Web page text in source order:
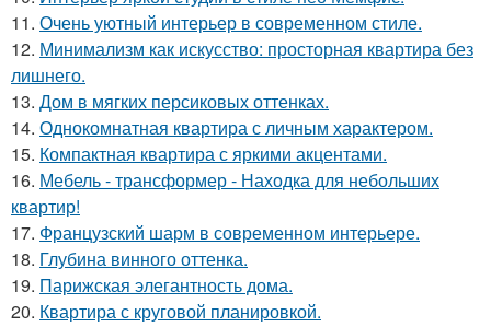
11. Очень уютный интерьер в современном стиле.
12. Минимализм как искусство: просторная квартира без
лишнего.
13. Дом в мягких персиковых оттенках.
14. Однокомнатная квартира с личным характером.
15. Компактная квартира с яркими акцентами.
16. Мебель - трансформер - Находка для небольших
квартир!
17. Французский шарм в современном интерьере.
18. Глубина винного оттенка.
19. Парижская элегантность дома.
20. Квартира с круговой планировкой.